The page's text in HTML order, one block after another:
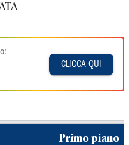
CLICCA QUI
Primo piano